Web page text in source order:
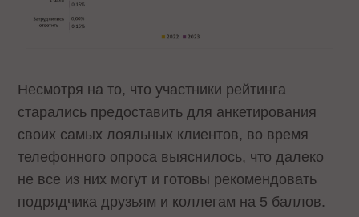
Несмотря на то, что участники рейтинга
старались предоставить для анкетирования
своих самых лояльных клиентов, во время
телефонного опроса выяснилось, что далеко
не все из них могут и готовы рекомендовать
подрядчика друзьям и коллегам на 5 баллов.